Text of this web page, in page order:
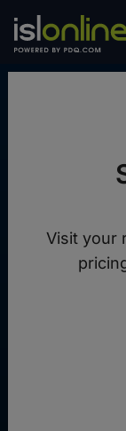
당신
을 충족하고
십시오. 회사의
정되어 사용자
터
Visit your